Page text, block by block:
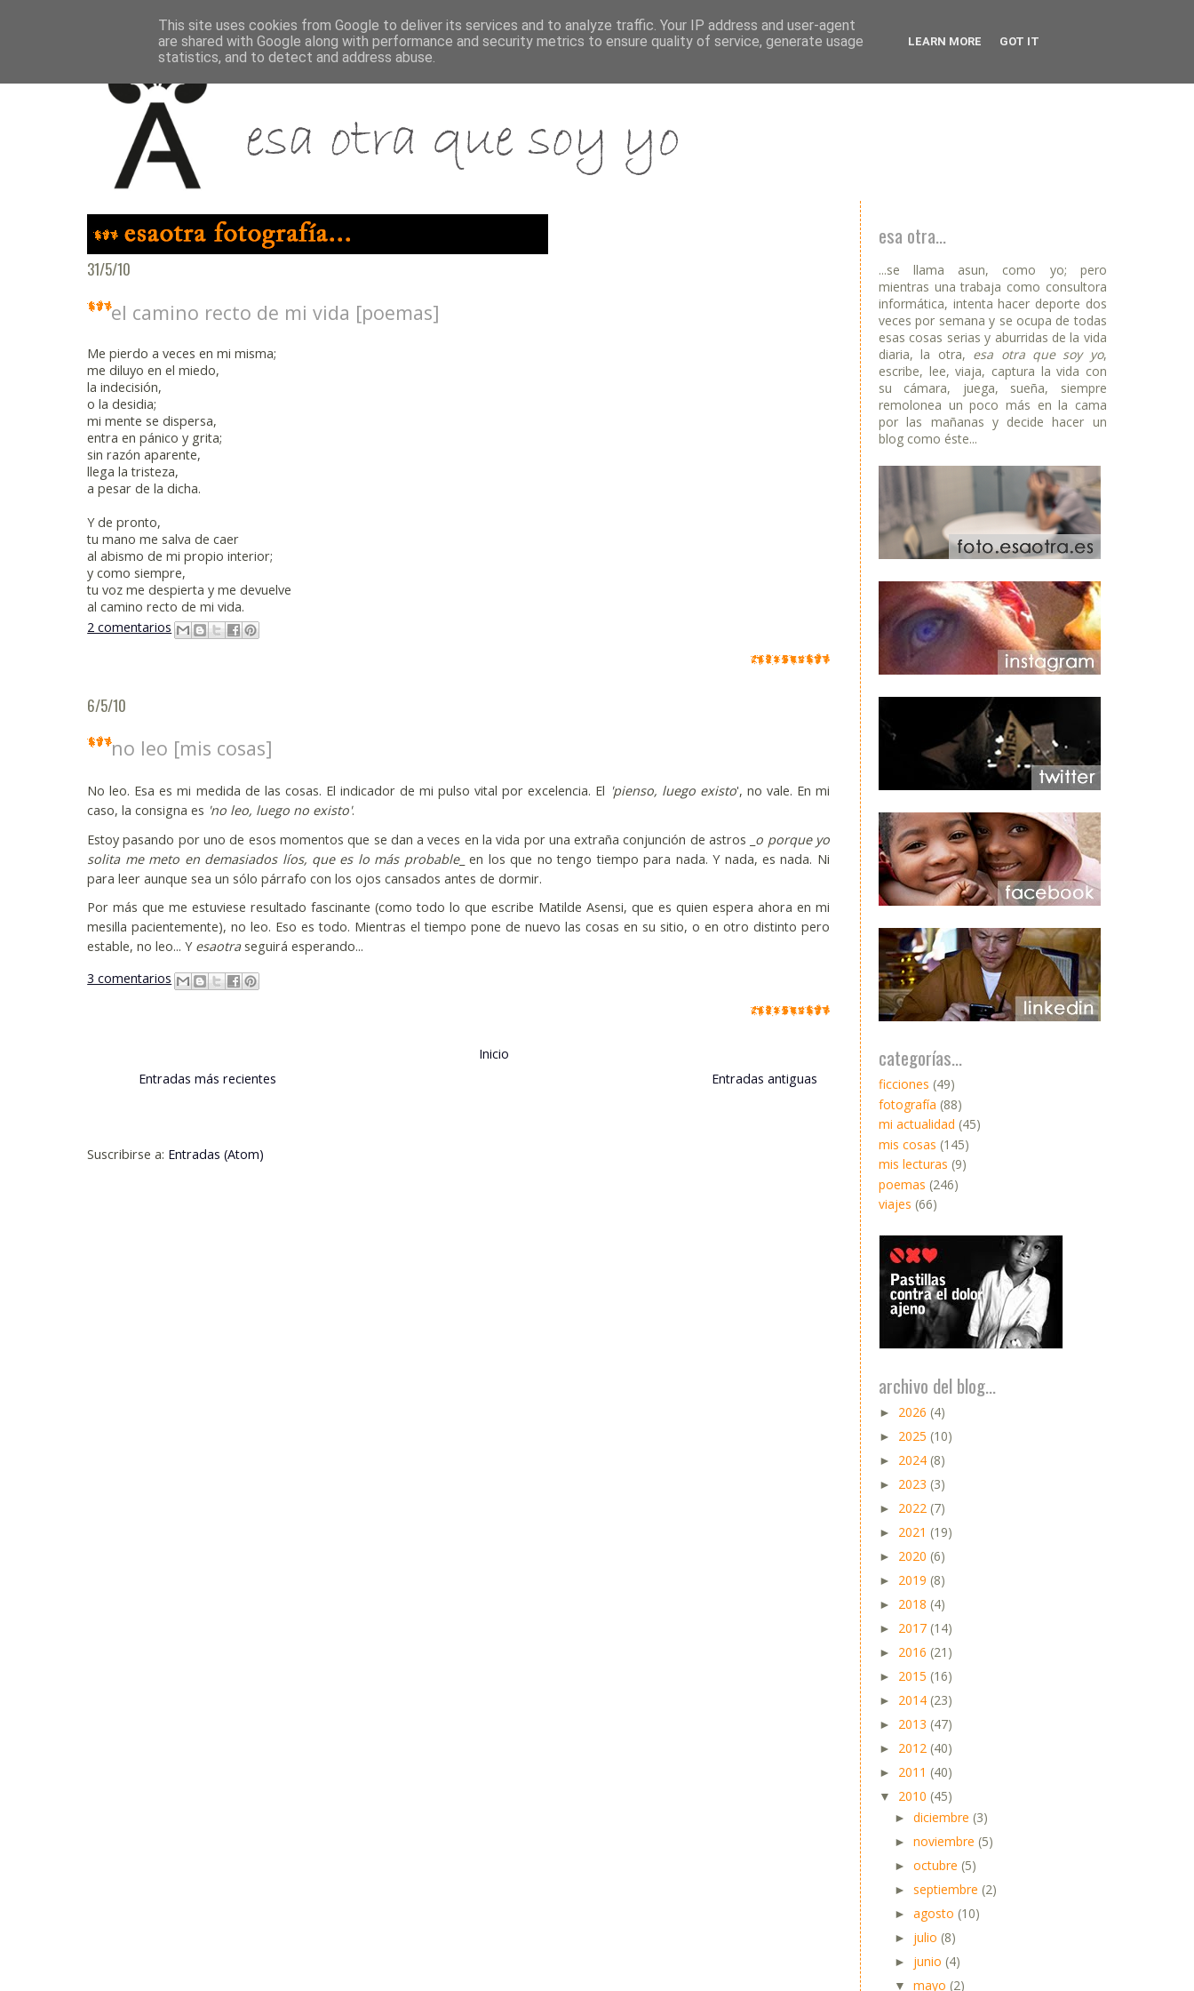
31/5/10
el camino recto de mi vida [poemas]
Me pierdo a veces en mi misma;
me diluyo en el miedo,
la indecisión,
o la desidia;
mi mente se dispersa,
entra en pánico y grita;
sin razón aparente,
llega la tristeza,
a pesar de la dicha.
Y de pronto,
tu mano me salva de caer
al abismo de mi propio interior;
y como siempre,
tu voz me despierta y me devuelve
al camino recto de mi vida.
2 comentarios
6/5/10
no leo [mis cosas]
No leo. Esa es mi medida de las cosas. El indicador de mi pulso vital por excelencia. El 'pienso, luego existo', no vale. En mi
caso, la consigna es 'no leo, luego no existo'.
Estoy pasando por uno de esos momentos que se dan a veces en la vida por una extraña conjunción de astros _ o porque yo
solita me meto en demasiados líos, que es lo más probable_ en los que no tengo tiempo para nada. Y nada, es nada. Ni
para leer aunque sea un sólo párrafo con los ojos cansados antes de dormir.
Por más que me estuviese resultado fascinante (como todo lo que escribe Matilde Asensi, que es quien espera ahora en mi
mesilla pacientemente), no leo. Eso es todo. Mientras el tiempo pone de nuevo las cosas en su sitio, o en otro distinto pero
estable, no leo... Y esaotraseguirá esperando...
3 comentarios
Entradas más recientes Entradas antiguas
Inicio
Suscribirse a: Entradas (Atom)
esa otra...
...se llama asun, como yo; pero
mientras una trabaja como consultora
informática, intenta hacer deporte dos
veces por semana y se ocupa de todas
esas cosas serias y aburridas de la vida
diaria, la otra, esa otra que soy yo,
escribe, lee, viaja, captura la vida con
su cámara, juega, sueña, siempre
remolonea un poco más en la cama
por las mañanas y decide hacer un
blog como éste...
categorías...
ficciones (49)
fotografía (88)
mi actualidad (45)
mis cosas (145)
mis lecturas (9)
poemas (246)
viajes (66)
archivo del blog...
► 2026 (4)
► 2025 (10)
► 2024 (8)
► 2023 (3)
► 2022 (7)
► 2021 (19)
► 2020 (6)
► 2019 (8)
► 2018 (4)
► 2017 (14)
► 2016 (21)
► 2015 (16)
► 2014 (23)
► 2013 (47)
► 2012 (40)
► 2011 (40)
▼ 2010 (45)
► diciembre (3)
► noviembre (5)
► octubre (5)
► septiembre (2)
► agosto (10)
► julio (8)
► junio (4)
▼ mayo (2)
This site uses cookies from Google to deliver its services and to analyze traffic. Your IP address and user-agent
are shared with Google along with performance and security metrics to ensure quality of service, generate usage
statistics, and to detect and address abuse.
LEARN MORE GOT IT